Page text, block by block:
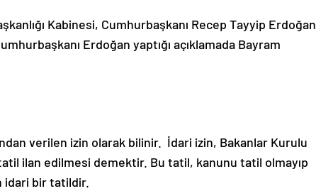
Kabinesi, Cumhurbaşkanı Recep Tayyip Erdoğan
Erdoğan yaptığı açıklamada Bayram
verilen izin olarak bilinir. İdari izin, Bakanlar Kurulu
ilan edilmesi demektir. Bu tatil, kanunu tatil olmayıp
idari bir tatildir.